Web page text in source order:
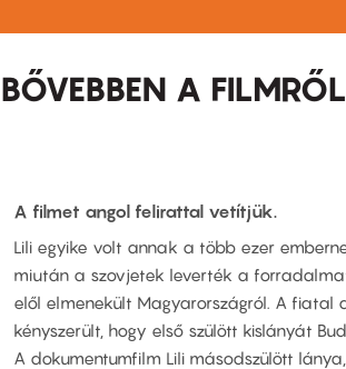
BŐVEBBEN A FILMRŐL
A filmet angol felirattal vetítjük.
Lili egyike volt annak a több ezer
miután a szovjetek leverték a
elől elmenekült Magyarországról. A fiatal
kényszerült, hogy első szülött kislányát
A dokumentumfilm Lili másodszülött